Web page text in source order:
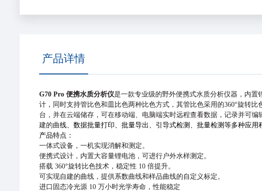
产品详情
G70 Pro 便携水质分析仪是⼀款专业级的野外便携式⽔质分析仪器，内
计，同时⽀持管⽐⾊和⽫⽐⾊两种⽐⾊⽅式，其管⽐⾊采⽤的360°旋转⽐
台，并在云端储存，可在移动端、电脑端实时远程查看数据，记录并可
建的曲线、数据批量打印、批量导出、引导式检测、批量检测等多种应⽤
产品特点：
⼀体式设备，⼀机实现消解和测定。
便携式设计，内置⼤容量锂电池，可进⾏户外⽔样测定。
搭载 360°旋转⽐⾊技术，稳定性 10 倍提升。
可实现⾃建的曲线，提供系数曲线和样品曲线的⾃定义标定。
进⼝固态冷光源 10 万⼩时光学寿命，性能稳定